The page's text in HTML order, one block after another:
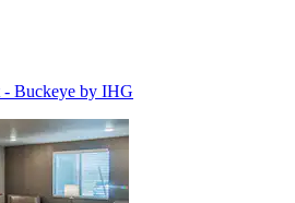
- Buckeye by IHG